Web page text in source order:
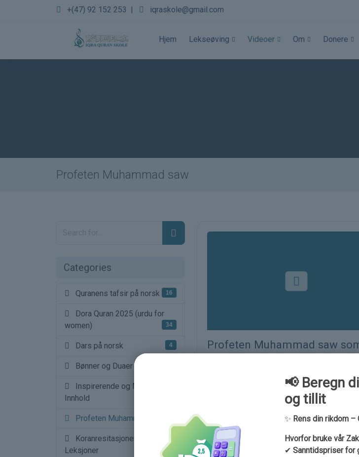
+(47) 92 152 253 | iqraskole@gmail.com
Hjem Lekseøving Videoer Om Donere
Profeten Muhammad saw
Categories
Quranens tafsir på norsk 16
Dora Quran 2025 (urdu for
women)
34
Dars på norsk 4
Bønner og Duaer
Inspirerende og Motiverende
Innhold
Profeten Muhammad saw
Koranresitasjoner og
Leksjoner
16
Profeten Muhammad saw
pedagog
📢 Beregn
og tillit
✨ Rens din rikdom
Hvorfor bruke vår
✔ Sanntidspriser for